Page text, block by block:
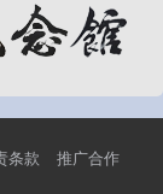
条款
推广合作